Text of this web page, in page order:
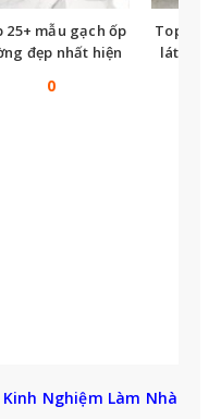
25+ mẫu gạch ốp
đẹp nhất hiện
0
Top
lát nền
Kinh Nghiệm Làm Nhà